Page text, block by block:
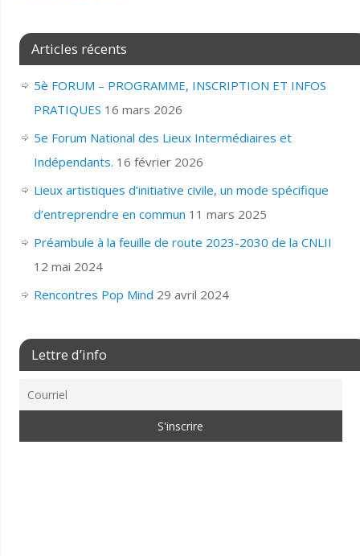
Articles récents
5è FORUM – PROGRAMME, INSCRIPTION ET INFOS
PRATIQUES 16 mars 2026
5e Forum National des Lieux Intermédiaires et
Indépendants. 16 février 2026
Lieux artistiques d’initiative civile, un mode spécifique
d’entreprendre en commun 11 mars 2025
Préambule à la feuille de route 2023-2030 de la CNLII
12 mai 2024
Rencontres Pop Mind 29 avril 2024
Lettre d’info